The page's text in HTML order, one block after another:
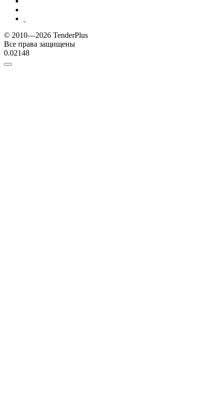
© 2010—2026 TenderPlus
Все права защищены
0.02148